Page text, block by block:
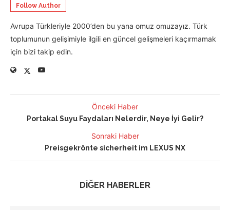
Follow Author
Avrupa Türkleriyle 2000’den bu yana omuz omuzayız. Türk
toplumunun gelişimiyle ilgili en güncel gelişmeleri kaçırmamak
için bizi takip edin.
Önceki Haber
Portakal Suyu Faydaları Nelerdir, Neye İyi Gelir?
Sonraki Haber
Preisgekrönte sicherheit im LEXUS NX
DİĞER HABERLER